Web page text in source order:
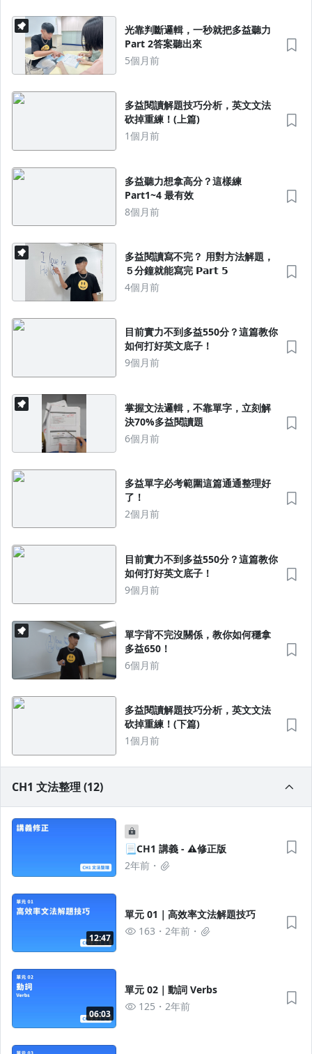
光靠判斷邏輯，一秒就把多益聽力
Part 2答案聽出來
5個月前
多益閱讀解題技巧分析，英文文法
砍掉重練！(上篇)
1個月前
多益聽力想拿高分？這樣練
Part1~4 最有效
8個月前
多益閱讀寫不完？ 用對方法解題，
５分鐘就能寫完 𝗣𝗮𝗿𝘁 𝟱
4個月前
目前實力不到多益550分？這篇教你
如何打好英文底子！
9個月前
掌握文法邏輯，不靠單字，立刻解
決70%多益閱讀題
6個月前
多益單字必考範圍這篇通通整理好
了！
2個月前
目前實力不到多益550分？這篇教你
如何打好英文底子！
9個月前
單字背不完沒關係，教你如何穩拿
多益650！
6個月前
多益閱讀解題技巧分析，英文文法
砍掉重練！(下篇)
1個月前
CH1 文法整理 (12)
📃CH1 講義 - ⚠️修正版
2年前
12:47
單元 01｜高效率文法解題技巧
163
2年前
06:03
單元 02｜動詞 Verbs
125
2年前